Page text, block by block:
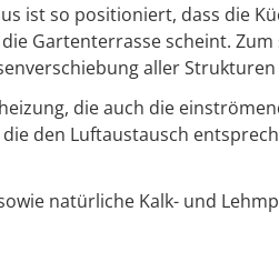
ist so positioniert, dass die
Gartenterrasse scheint.
aller
die auch die
den Luftaustausch
natürliche Kalk- und